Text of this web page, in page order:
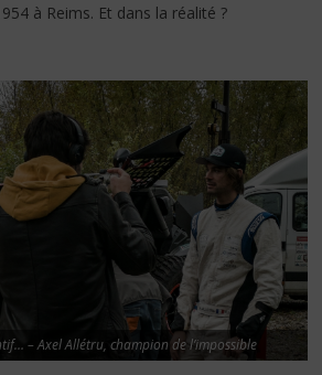
à Reims. Et dans la réalité ?
– Axel Allétru, champion de l’impossible